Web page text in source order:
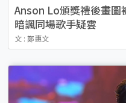
Anson Lo頒獎禮後畫圖
暗諷同場歌手疑雲
文 : 鄭惠文